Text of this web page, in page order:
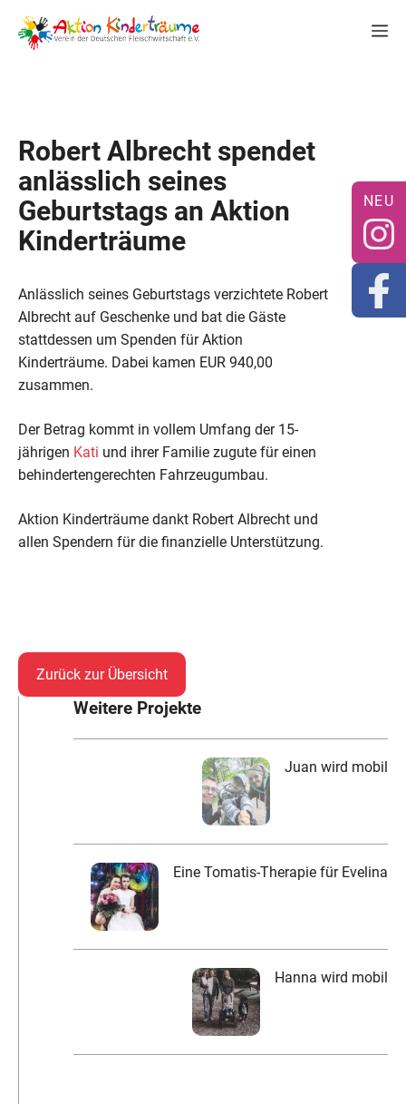
Inhalt
springen
Robert Albrecht spendet
anlässlich seines
Geburtstags an Aktion
Kinderträume
Anlässlich seines Geburtstags verzichtete Robert
Albrecht auf Geschenke und bat die Gäste
stattdessen um Spenden für Aktion
Kinderträume. Dabei kamen EUR 940,00
zusammen.
Der Betrag kommt in vollem Umfang der 15-
jährigen Kati und ihrer Familie zugute für einen
behindertengerechten Fahrzeugumbau.
Aktion Kinderträume dankt Robert Albrecht und
allen Spendern für die finanzielle Unterstützung.
Zurück zur Übersicht
Weitere Projekte
Juan wird mobil
Eine Tomatis-Therapie für Evelina
Hanna wird mobil